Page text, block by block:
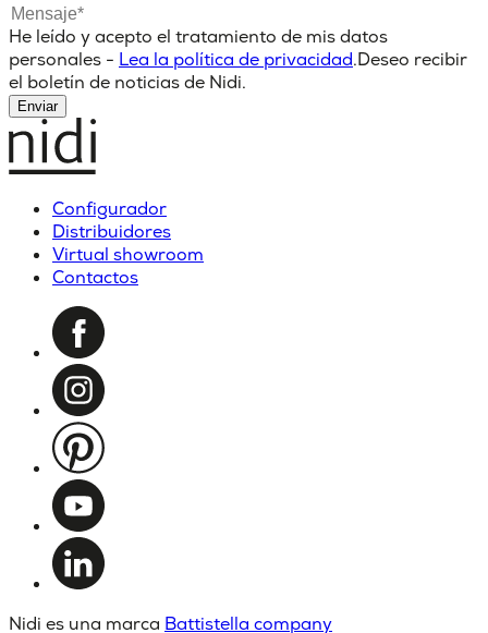
He leído y acepto el tratamiento de mis datos
personales - Lea la política de privacidad.Deseo recibir
el boletín de noticias de Nidi.
Enviar
Configurador
Distribuidores
Virtual showroom
Contactos
Nidi es una marca Battistella company